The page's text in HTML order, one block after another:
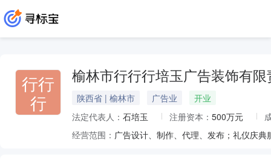
行行
行
榆林市行行行培玉广告装饰有限
陕西省 | 榆林市 广告业
开业
法定代表人： 石培玉 注册资本： 500万元
经营范围：